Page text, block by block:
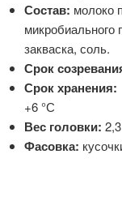
Состав: молоко
микробиального
закваска, соль.
Срок
Срок хранения:
+6 °С
Вес головки:
Фасовка: